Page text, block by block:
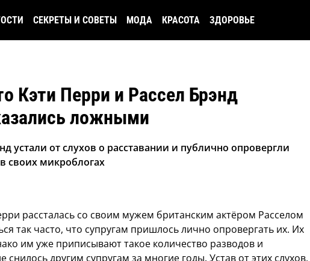
СЕКРЕТЫ И СОВЕТЫ МОДА КРАСОТА ЗДОРОВЬЕ
Кэти Перри и Рассел Брэнд
ложными
устали от слухов о расставании и публично опровергли
своих микроблогах
рассталась со своим мужем британским актёром Расселом
так часто, что супругам пришлось лично опровергать их. Их
им уже приписывают такое количество разводов и
снилось другим супругам за многие годы. Устав от этих слухов,